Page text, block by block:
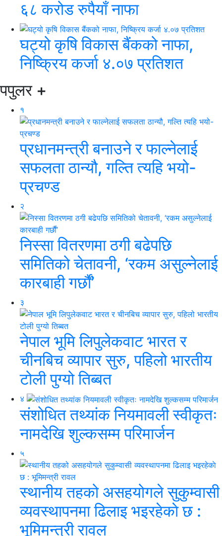
६८ करोड रुपैयाँ नाफा
घट्यो कृषि विकास बैंकको नाफा,
निष्क्रिय कर्जा ४.०७ प्रतिशत
पपुलर +
१
प्रधानमन्त्री बनाउने र फाल्नेलाई
सफलता ठान्यौ, गल्ति त्यहि भयो-
प्रचण्ड
२
निस्सा वितरणमा ठगी बढेपछि
समितिको चेतावनी, ‘रकम असुल्नेलाई
कारबाही गर्छाैं’
३
नेपाल भूमि लिपुलेकवाट भारत र
चीनबिच व्यापार सुरु, पहिलो भारतीय
टोली पुग्यो तिब्बत
४
संशोधित तथ्यांक नियमावली स्वीकृतः
नामदेखि शुल्कसम्म परिमार्जन
५
स्थानीय तहको असहयोगले सुकुम्वासी
व्यवस्थापनमा ढिलाइ भइरहेकाे छ :
भूमिमन्त्री रावल